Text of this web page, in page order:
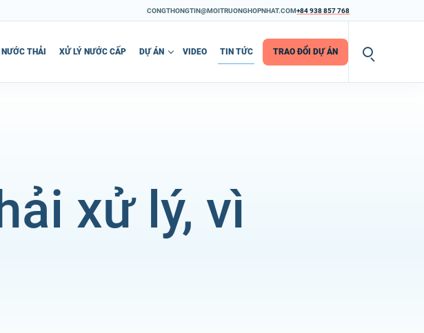
CONGTHONGTIN@MOITRUONGHOPNHAT.COM+84 938 857 768
THẢI XỬ LÝ NƯỚC CẤP DỰ ÁN VIDEO TIN TỨC TRAO ĐỔI DỰ ÁN
xử lý, vì